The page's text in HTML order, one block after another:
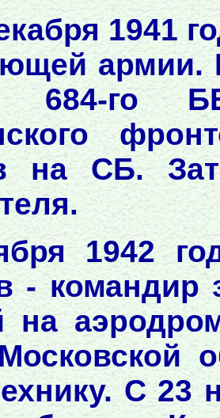
1941
армии.
684-го
на СБ.
1942
- командир
на
С 23